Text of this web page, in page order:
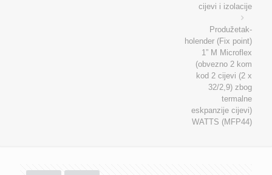
cijevi i izolacije
Produžetak-
holender (Fix point)
1” M Microflex
(obvezno 2 kom
kod 2 cijevi (2 x
32/2,9) zbog
termalne
eskpanzije cijevi)
WATTS (MFP44)